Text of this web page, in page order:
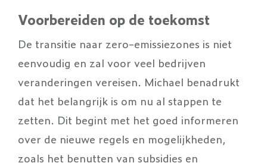
Voorbereiden op de toekomst
De transitie naar zero-emissiezones is niet
eenvoudig en zal voor veel bedrijven
veranderingen vereisen. Michael benadrukt
dat het belangrijk is om nu al stappen te
zetten. Dit begint met het goed informeren
over de nieuwe regels en mogelijkheden,
zoals het benutten van subsidies en